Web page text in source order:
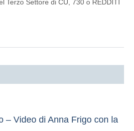
Terzo Settore di CU, 730 o REDDITI
– Video di Anna Frigo con la